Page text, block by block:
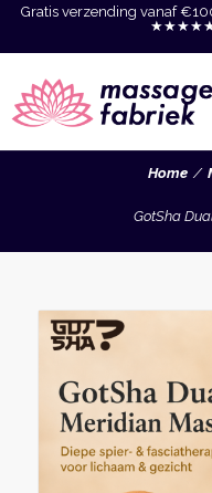
Gratis verzending vanaf
★★★★★
Home
GotSha